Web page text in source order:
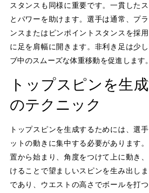
スタンスも同様に重要です。一貫した
とパワーを助けます。選手は通常、プ
ンスまたはピンポイントスタンスを採
に足を肩幅に開きます。非利き足は少
ブ中のスムーズな体重移動を促進します。
トップスピンを生
のテクニック
トップスピンを生成するためには、選
ットの動きに集中する必要があります
置から始まり、角度をつけて上に動き
けることで望ましいスピンを生み出し
であり、ウエストの高さでボールを打